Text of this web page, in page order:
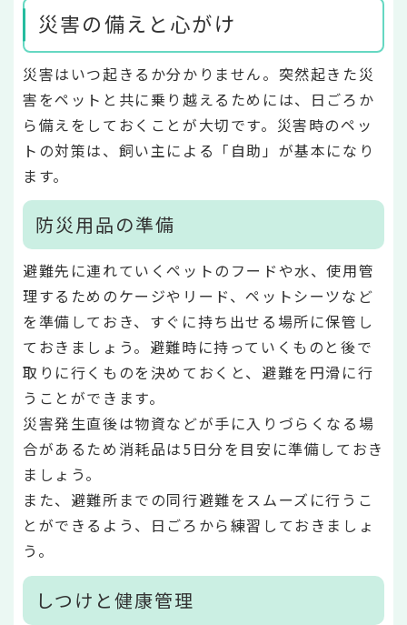
災害の備えと心がけ
災害はいつ起きるか分かりません。突然起きた災
害をペットと共に乗り越えるためには、日ごろか
ら備えをしておくことが大切です。災害時のペッ
トの対策は、飼い主による「自助」が基本になり
ます。
防災用品の準備
避難先に連れていくペットのフードや水、使用管
理するためのケージやリード、ペットシーツなど
を準備しておき、すぐに持ち出せる場所に保管し
ておきましょう。避難時に持っていくものと後で
取りに行くものを決めておくと、避難を円滑に行
うことができます。
災害発生直後は物資などが手に入りづらくなる場
合があるため消耗品は5日分を目安に準備しておき
ましょう。
また、避難所までの同行避難をスムーズに行うこ
とができるよう、日ごろから練習しておきましょ
う。
しつけと健康管理